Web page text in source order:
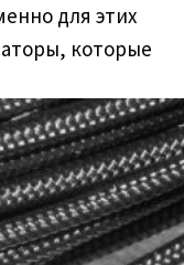
для этих
которые